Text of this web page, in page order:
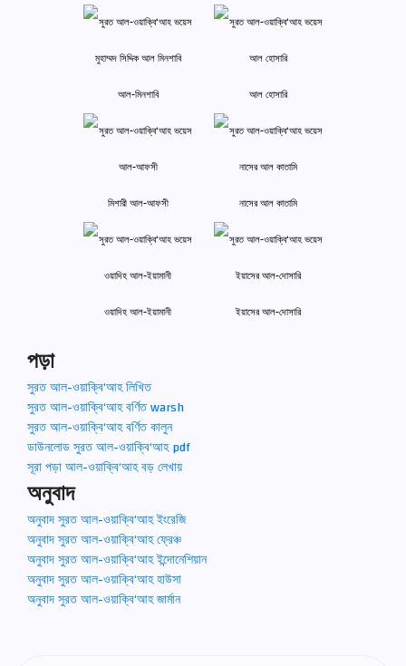
আল-মিনশাবি আল হোসারি
মিশারী আল-আফসী নাসের আল কাতামি
ওয়াদিহ আল-ইয়ামানী ইয়াসের আল-দোসারি
পড়া
সুরত আল-ওয়াক্বি‘আহ লিখিত
সুরত আল-ওয়াক্বি‘আহ বর্ণিত warsh
সুরত আল-ওয়াক্বি‘আহ বর্ণিত কালুন
ডাউনলোড সুরত আল-ওয়াক্বি‘আহ pdf
সূরা পড়া আল-ওয়াক্বি‘আহ বড় লেখায়
অনুবাদ
অনুবাদ সুরত আল-ওয়াক্বি‘আহ ইংরেজি
অনুবাদ সুরত আল-ওয়াক্বি‘আহ ফ্রেঞ্চ
অনুবাদ সুরত আল-ওয়াক্বি‘আহ ইন্দোনেশিয়ান
অনুবাদ সুরত আল-ওয়াক্বি‘আহ হাউসা
অনুবাদ সুরত আল-ওয়াক্বি‘আহ জার্মান